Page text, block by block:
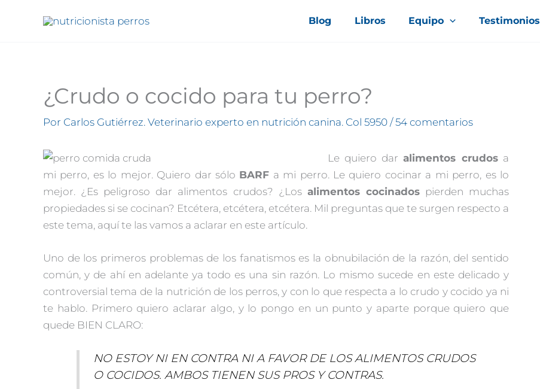
Blog Libros Equipo Testimonios
¿Crudo o cocido para tu perro?
Por Carlos Gutiérrez. Veterinario experto en nutrición canina. Col 5950 /54 comentarios
Le quiero daralimentos crudosa
mi perro, es lo mejor. Quiero dar sólo BARF a mi perro. Le quiero cocinar a mi perro, es lo
mejor. ¿Es peligroso dar alimentos crudos? ¿Los alimentos cocinadospierden muchas
propiedades si se cocinan? Etcétera, etcétera, etcétera. Mil preguntas que te surgen respecto a
este tema, aquí te las vamos a aclarar en este artículo.
Uno de los primeros problemas de los fanatismos es la obnubilación de la razón, del sentido
común, y de ahí en adelante ya todo es una sin razón. Lo mismo sucede en este delicado y
controversial tema de la nutrición de los perros, y con lo que respecta a lo crudo y cocido ya ni
te hablo. Primero quiero aclarar algo, y lo pongo en un punto y aparte porque quiero que
quede BIEN CLARO:
NO ESTOY NI EN CONTRA NI A FAVOR DE LOS ALIMENTOS CRUDOS
O COCIDOS. AMBOS TIENEN SUS PROS Y CONTRAS.